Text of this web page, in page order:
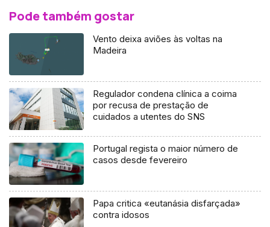
Pode também gostar
Vento deixa aviões às voltas na
Madeira
Regulador condena clínica a coima
por recusa de prestação de
cuidados a utentes do SNS
Portugal regista o maior número de
casos desde fevereiro
Papa critica «eutanásia disfarçada»
contra idosos